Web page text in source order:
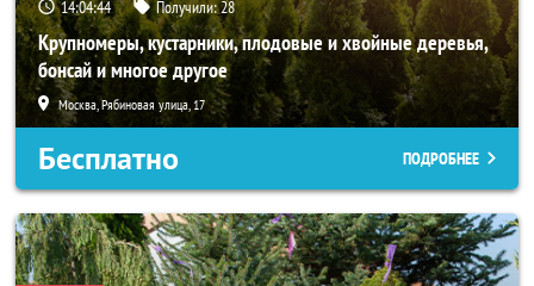
14:04:43 Получили:28
Крупномеры, кустарники, плодовые и хвойные деревья,
бонсай и многое другое
Москва, Рябиновая улица, 17
Бесплатно ПОДРОБНЕЕ